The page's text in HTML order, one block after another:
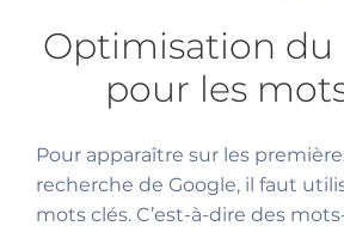
Optimisation du
pour les
Pour apparaître sur les
recherche de Google, il faut
mots clés. C’est-à-dire des